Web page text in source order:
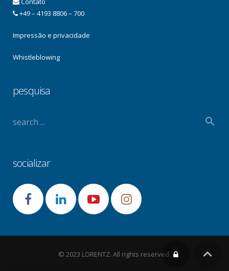
+49 – 4193 8806 – 700
Impressão e privacidade
Whistleblowing
pesquisa
socializar
© 2023 LORENTZ. All rights reserved.